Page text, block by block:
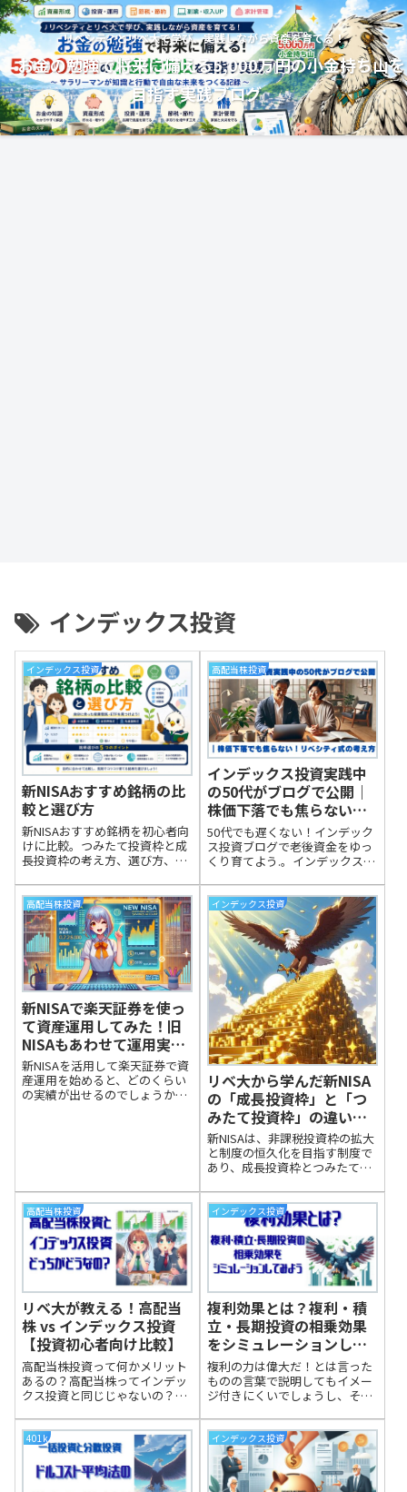
リベシティとリベ大で学び、実践しながら資産を育てる！
お金の勉強で将来に備える5,000万円の小金持ち山を
目指す実践ブログ
インデックス投資
インデックス投資
新NISAおすすめ銘柄の比
較と選び方
新NISAおすすめ銘柄を初心者向
けに比較。つみたて投資枠と成
長投資枠の考え方、選び方、注
高配当株投資
インデックス投資実践中
の50代がブログで公開｜
株価下落でも焦らない！
リベシティ式の考え方
50代でも遅くない！インデック
ス投資ブログで老後資金をゆっ
くり育てよう.。インデックス投
関係なく始められる堅実な資産
形成術。このブログでは、50代
のインデックス投資実践ブログ
として、初心者でも安心して実
践できる積立の方法と、株価が
下落している今こそ知っておき
たい「正しい行動」を解説しま
す。
高配当株投資
新NISAで楽天証券を使っ
て資産運用してみた！旧
NISAもあわせて運用実績
をブログで公開
新NISAを活用して楽天証券で資
産運用を始めると、どのくらい
の実績が出せるのでしょうか？
ら幸いです。
インデックス投資
リベ大から学んだ新NISA
の「成長投資枠」と「つ
みたて投資枠」の違いと
おすすめ投資信託の商
品・銘柄とは？
新NISAは、非課税投資枠の拡大
と制度の恒久化を目指す制度で
あり、成長投資枠とつみたて投
ます。新NISAの抑えるべきポイ
ントととも成長投資枠とつみた
て投資枠の違いを簡単に説明し
ます。リベ大から学んだ新NISA
のポ...
高配当株投資
リベ大が教える！高配当
株 vs インデックス投資
【投資初心者向け比較】
高配当株投資って何かメリット
あるの？高配当株ってインデッ
クス投資と同じじゃないの？な
は高配当株投資とインデックス
投資について今回はその違いに
ついて解説していきます。高配
当株投資とインデックス投資の
違いについてリベ...
インデックス投資
複利効果とは？複利・積
立・長期投資の相乗効果
をシミュレーションして
みよう
複利の力は偉大だ！とは言った
ものの言葉で説明してもイメー
ジ付きにくいでしょうし、そも
何？利子にも利子がつくってど
ういうこと？新NISAのつみたて
投資でも複利って効いてるの？
結局、毎月いくら投資すると10
年・20年後...
401k インデックス投資